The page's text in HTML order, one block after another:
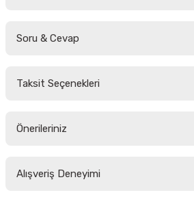
Soru & Cevap
Taksit Seçenekleri
Önerileriniz
yetersiz gördüğünüz noktaları öneri
Alışveriş Deneyimi